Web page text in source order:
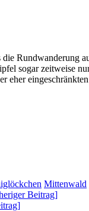
Rundwanderung
sogar zeitweise
eher
Mittenwald
Beitrag]